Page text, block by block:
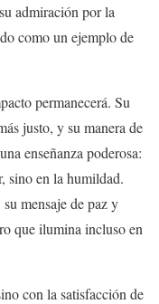
admiración por la
como un ejemplo de
permanecerá. Su
justo, y su manera de
enseñanza poderosa:
sino en la humildad.
mensaje de paz y
que ilumina incluso en
con la satisfacción de